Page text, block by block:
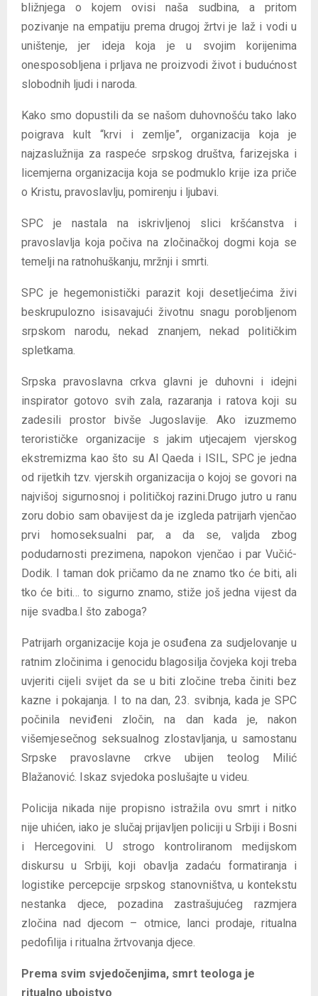
bližnjega o kojem ovisi naša sudbina, a pritom
pozivanje na empatiju prema drugoj žrtvi je laž i vodi u
uništenje, jer ideja koja je u svojim korijenima
onesposobljena i prljava ne proizvodi život i budućnost
slobodnih ljudi i naroda.
Kako smo dopustili da se našom duhovnošću tako lako
poigrava kult “krvi i zemlje”, organizacija koja je
najzaslužnija za raspeće srpskog društva, farizejska i
licemjerna organizacija koja se podmuklo krije iza priče
o Kristu, pravoslavlju, pomirenju i ljubavi.
SPC je nastala na iskrivljenoj slici kršćanstva i
pravoslavlja koja počiva na zločinačkoj dogmi koja se
temelji na ratnohuškanju, mržnji i smrti.
SPC je hegemonistički parazit koji desetljećima živi
beskrupulozno isisavajući životnu snagu porobljenom
srpskom narodu, nekad znanjem, nekad političkim
spletkama.
Srpska pravoslavna crkva glavni je duhovni i idejni
inspirator gotovo svih zala, razaranja i ratova koji su
zadesili prostor bivše Jugoslavije. Ako izuzmemo
terorističke organizacije s jakim utjecajem vjerskog
ekstremizma kao što su Al Qaeda i ISIL, SPC je jedna
od rijetkih tzv. vjerskih organizacija o kojoj se govori na
najvišoj sigurnosnoj i političkoj razini.Drugo jutro u ranu
zoru dobio sam obavijest da je izgleda patrijarh vjenčao
prvi homoseksualni par, a da se, valjda zbog
podudarnosti prezimena, napokon vjenčao i par Vučić-
Dodik. I taman dok pričamo da ne znamo tko će biti, ali
tko će biti… to sigurno znamo, stiže još jedna vijest da
nije svadba.I što zaboga?
Patrijarh organizacije koja je osuđena za sudjelovanje u
ratnim zločinima i genocidu blagosilja čovjeka koji treba
uvjeriti cijeli svijet da se u biti zločine treba činiti bez
kazne i pokajanja. I to na dan, 23. svibnja, kada je SPC
počinila neviđeni zločin, na dan kada je, nakon
višemjesečnog seksualnog zlostavljanja, u samostanu
Srpske pravoslavne crkve ubijen teolog Milić
Blažanović. Iskaz svjedoka poslušajte u videu.
Policija nikada nije propisno istražila ovu smrt i nitko
nije uhićen, iako je slučaj prijavljen policiji u Srbiji i Bosni
i Hercegovini. U strogo kontroliranom medijskom
diskursu u Srbiji, koji obavlja zadaću formatiranja i
logistike percepcije srpskog stanovništva, u kontekstu
nestanka djece, pozadina zastrašujućeg razmjera
zločina nad djecom – otmice, lanci prodaje, ritualna
pedofilija i ritualna žrtvovanja djece.
Prema svim svjedočenjima, smrt teologa je
ritualno ubojstvo